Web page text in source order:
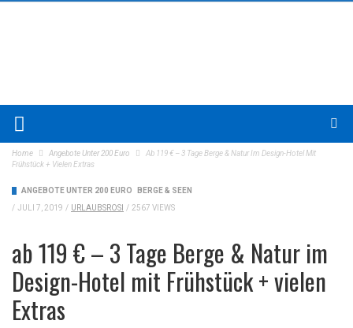
Home Angebote Unter 200 Euro
Ab 119 € – 3 Tage Berge & Natur Im Design-Hotel Mit
Frühstück + Vielen Extras
ANGEBOTE UNTER 200 EURO
BERGE & SEEN
/ JULI 7, 2019 / URLAUBSROSI / 2567 VIEWS
ab 119 € – 3 Tage Berge & Natur im
Design-Hotel mit Frühstück + vielen
Extras